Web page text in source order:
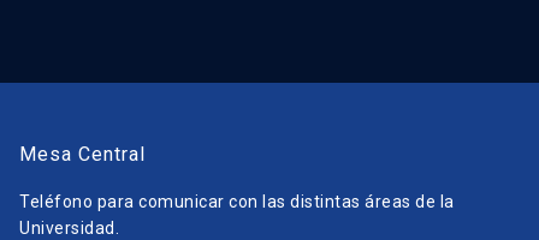
Mesa Central
Teléfono para comunicar con las distintas áreas de la
Universidad.